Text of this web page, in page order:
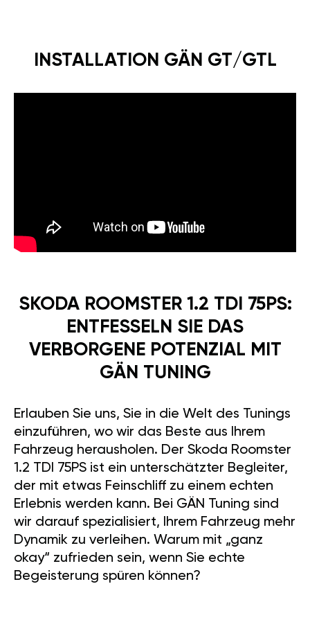
INSTALLATION GÄN GT/GTL
SKODA ROOMSTER 1.2 TDI 75PS:
ENTFESSELN SIE DAS
VERBORGENE POTENZIAL MIT
GÄN TUNING
Erlauben Sie uns, Sie in die Welt des Tunings
einzuführen, wo wir das Beste aus Ihrem
Fahrzeug herausholen. Der Skoda Roomster
1.2 TDI 75PS ist ein unterschätzter Begleiter,
der mit etwas Feinschliff zu einem echten
Erlebnis werden kann. Bei GÄN Tuning sind
wir darauf spezialisiert, Ihrem Fahrzeug mehr
Dynamik zu verleihen. Warum mit „ganz
okay“ zufrieden sein, wenn Sie echte
Begeisterung spüren können?